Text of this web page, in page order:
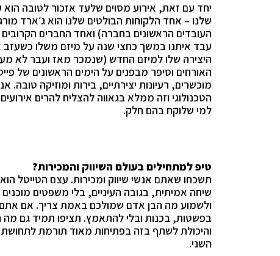
יחד עם זאת, אירוע מסוים שלעד אזכור לטובה
שלנו – אחד הלקוחות הבולטים שלנו הוא ג׳ארד
העובדים הראשונים בחברה) ואחד החברים
עבד איתנו במשך כחצי שנה על מיזם משלו כשעזב
היצירה שלו למיזם החדש (שנמכר מאז ועבר לא
האורחים וסיפר מבפנים על הימים הראשונים של
מוכשרים, רעיונות יצירתיים, בירות ומוזיקה טובה.
הטכנולוגי וזה ממלא בגאווה להצליח להרים
למי שלוקח בהם חלק.
טיפ למתחילים בעולם השיווק והמכירות?
תשכחו שאתם אנשי שיווק ומכירות. עצם הטייטל
שיחה אמיתית, בגובה העיניים, בלי משפטים
ולשמוע מה הבן אדם שמולכם באמת צריך. אם אתם
בפשטות, בכנות ובלי להתאמץ. תציפו תמיד גם
והיכולת לשתף בזה בפתיחות מאוד תורמת
השני.